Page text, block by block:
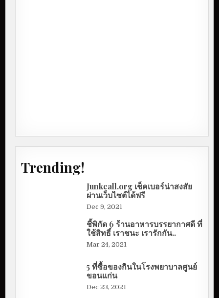
Trending!
Junkcall.org เช็คเบอร์น่าสงสัย
ผ่านเว็บไซต์ได้ฟรี
Dec 9, 2021
ชี้พิกัด 6 ร้านอาหารบรรยากาศดี ที่
ใช้สิทธิ์ เราชนะ เรารักกัน..
Mar 24, 2021
5 ที่ซื้อของกินในโรงพยาบาลศูนย์
ขอนแก่น
Dec 23, 2021